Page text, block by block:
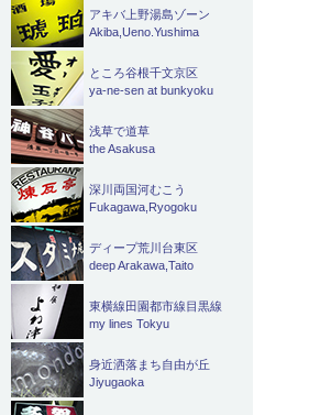
アキバ上野湯島ゾーン
Akiba,Ueno.Yushima
ところ谷根千文京区
ya-ne-sen at bunkyoku
浅草で道草
the Asakusa
深川両国河むこう
Fukagawa,Ryogoku
ディープ荒川台東区
deep Arakawa,Taito
東横線田園都市線目黒線
my lines Tokyu
身近洒落まち自由が丘
Jiyugaoka